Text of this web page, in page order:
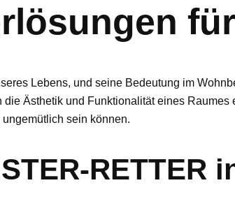
Lebens, und seine Bedeutung im
Ästhetik und Funktionalität eines
sein können.